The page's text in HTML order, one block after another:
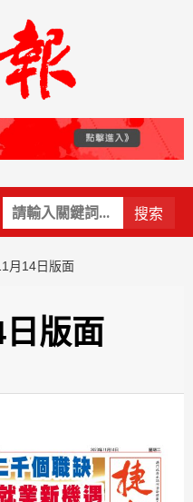
關
鍵
月14日版面
版面